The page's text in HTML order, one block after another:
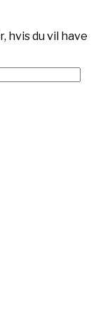
hvis du vil have